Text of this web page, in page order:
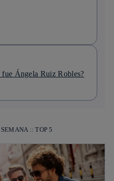
fue Ángela Ruiz Robles?
:: TOP 5